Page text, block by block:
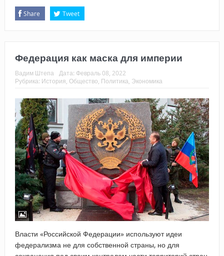
Share Tweet
Федерация как маска для империи
Вадим Штепа Дата: Февраль 08, 2022
Рубрика: История Общество Политика Экономика
Власти «Российской Федерации» используют идеи
федерализма не для собственной страны, но для